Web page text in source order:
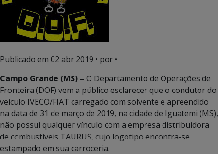
Publicado em 02 abr 2019 • por •
Campo Grande (MS) – O Departamento de Operações de
Fronteira (DOF) vem a público esclarecer que o condutor do
veículo IVECO/FIAT carregado com solvente e apreendido
na data de 31 de março de 2019, na cidade de Iguatemi (MS),
não possui qualquer vínculo com a empresa distribuidora
de combustíveis TAURUS, cujo logotipo encontra-se
estampado em sua carroceria.